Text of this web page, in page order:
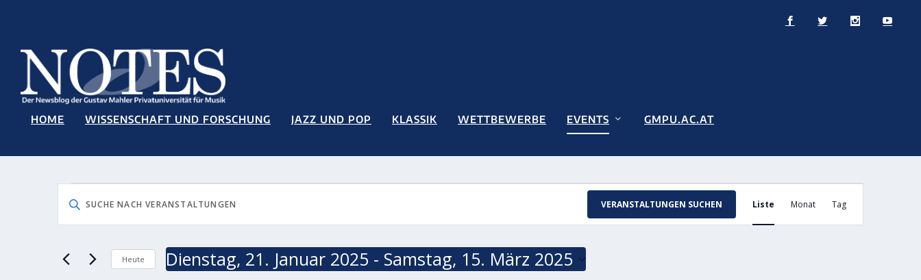
HOME WISSENSCHAFT UND FORSCHUNG JAZZ UND POP KLASSIK WETTBEWERBE EVENTS GMPU.AC.AT
VERANSTALTUNGEN
SUCHE
ANSICHTEN,
NAVIGATION
Bitte
nach
VERANSTALTUNGEN SUCHEN
ANSICHTEN-
NAVIGATION
Liste Monat Tag
Heute Dienstag, 21. Januar 2025 - Samstag, 15. März 2025